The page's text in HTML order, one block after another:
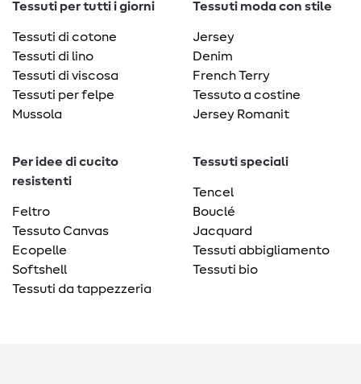
Tessuti per tutti i giorni
Tessuti di cotone
Tessuti di lino
Tessuti di viscosa
Tessuti per felpe
Mussola
Tessuti moda con stile
Jersey
Denim
French Terry
Tessuto a costine
Jersey Romanit
Per idee di cucito
resistenti
Feltro
Tessuto Canvas
Ecopelle
Softshell
Tessuti da tappezzeria
Tessuti speciali
Tencel
Bouclé
Jacquard
Tessuti abbigliamento
Tessuti bio